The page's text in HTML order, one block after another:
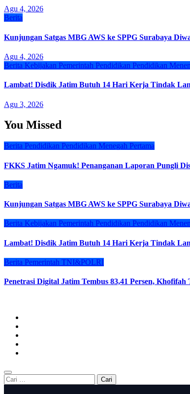
Agu 4, 2026
Berita
Kunjungan Satgas MBG AWS ke SPPG Surabaya
Agu 4, 2026
Berita Kebijakan Pemerintah Pendidikan Pendidikan
Lambat! Disdik Jatim Butuh 14 Hari Kerja Tindak
Agu 3, 2026
You Missed
Berita Pendidikan Pendidikan Menegah Pertama
FKKS Jatim Ngamuk! Penanganan Laporan Pungli
Berita
Kunjungan Satgas MBG AWS ke SPPG Surabaya
Berita Kebijakan Pemerintah Pendidikan Pendidikan
Lambat! Disdik Jatim Butuh 14 Hari Kerja Tindak
Berita Pemerintah TNI&POLRI
Penetrasi Digital Jatim Tembus 83,41 Persen,
Cari
untuk: